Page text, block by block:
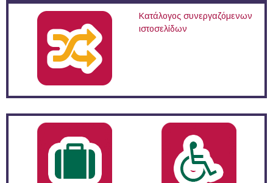
Κατάλογος συνεργαζόμενων
ιστοσελίδων